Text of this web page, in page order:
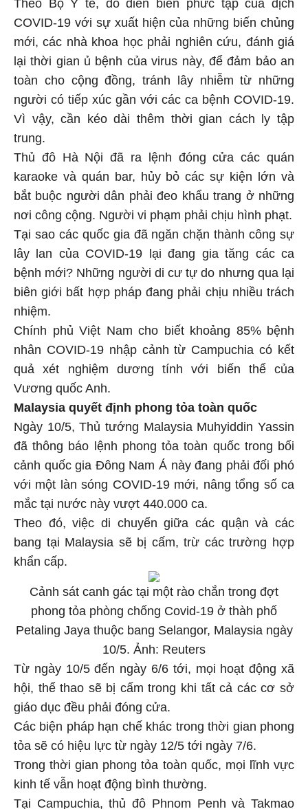
COVID-19 với sự xuất hiện của những biến chủng
mới, các nhà khoa học phải nghiên cứu, đánh giá
lại thời gian ủ bệnh của virus này, để đảm bảo an
toàn cho cộng đồng, tránh lây nhiễm từ những
người có tiếp xúc gần với các ca bệnh COVID-19.
Vì vậy, cần kéo dài thêm thời gian cách ly tập
trung.
Thủ đô Hà Nội đã ra lệnh đóng cửa các quán
karaoke và quán bar, hủy bỏ các sự kiện lớn và
bắt buộc người dân phải đeo khẩu trang ở những
nơi công cộng. Người vi phạm phải chịu hình phạt.
Tại sao các quốc gia đã ngăn chặn thành công sự
lây lan của COVID-19 lại đang gia tăng các ca
bệnh mới? Những người di cư tự do nhưng qua lại
biên giới bất hợp pháp đang phải chịu nhiều trách
nhiệm.
Chính phủ Việt Nam cho biết khoảng 85% bệnh
nhân COVID-19 nhập cảnh từ Campuchia có kết
quả xét nghiệm dương tính với biến thể của
Vương quốc Anh.
Malaysia quyết định phong tỏa toàn quốc
Ngày 10/5, Thủ tướng Malaysia Muhyiddin Yassin
đã thông báo lệnh phong tỏa toàn quốc trong bối
cảnh quốc gia Đông Nam Á này đang phải đối phó
với một làn sóng COVID-19 mới, nâng tổng số ca
mắc tại nước này vượt 440.000 ca.
Theo đó, việc di chuyển giữa các quận và các
bang tại Malaysia sẽ bị cấm, trừ các trường hợp
khẩn cấp.
Cảnh sát canh gác tại một rào chắn trong đợt
phong tỏa phòng chống Covid-19 ở thàh phố
Petaling Jaya thuộc bang Selangor, Malaysia ngày
10/5. Ảnh: Reuters
Từ ngày 10/5 đến ngày 6/6 tới, mọi hoạt động xã
hội, thể thao sẽ bị cấm trong khi tất cả các cơ sở
giáo dục đều phải đóng cửa.
Các biện pháp hạn chế khác trong thời gian phong
tỏa sẽ có hiệu lực từ ngày 12/5 tới ngày 7/6.
Trong thời gian phong tỏa toàn quốc, mọi lĩnh vực
kinh tế vẫn hoạt động bình thường.
Tại Campuchia, thủ đô Phnom Penh và Takmao